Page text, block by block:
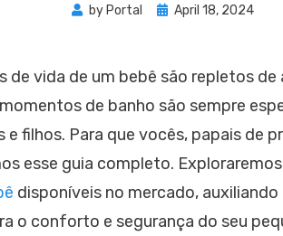
by Portal
Posted
April 18, 2024
de vida de um bebê são repletos
de banho são sempre
e filhos. Para que vocês, papais de
esse guia completo.
disponíveis no mercado,
o conforto e segurança do seu